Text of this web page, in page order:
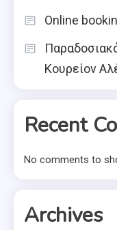
Online
Κουρείον
Recent
No comments to
Archives